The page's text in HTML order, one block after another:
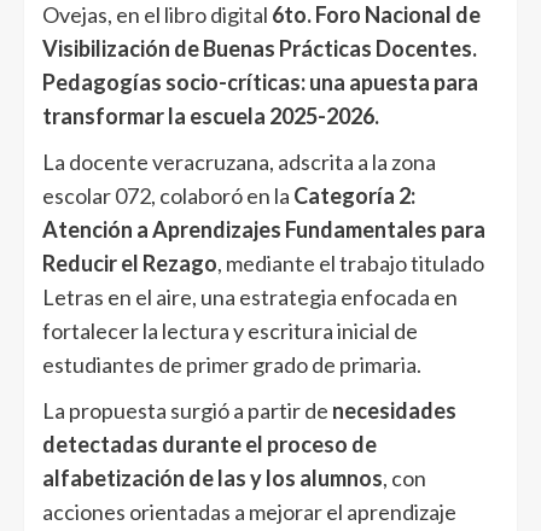
Ovejas, en el libro digital 6to. Foro Nacional de
Visibilización de Buenas Prácticas Docentes.
Pedagogías socio-críticas: una apuesta para
transformar la escuela 2025-2026.
La docente veracruzana, adscrita a la zona
escolar 072, colaboró en la Categoría 2:
Atención a Aprendizajes Fundamentales para
Reducir el Rezago, mediante el trabajo titulado
Letras en el aire, una estrategia enfocada en
fortalecer la lectura y escritura inicial de
estudiantes de primer grado de primaria.
La propuesta surgió a partir de necesidades
detectadas durante el proceso de
alfabetización de las y los alumnos, con
acciones orientadas a mejorar el aprendizaje